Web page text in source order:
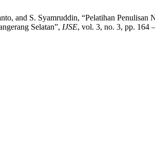
and S. Syamruddin, “Pelatihan
Selatan”, IJSE, vol. 3, no. 3, pp. 164